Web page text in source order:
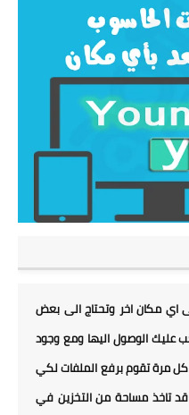
اي مكان اخر وتحتاج الى بعض
عليك الوصول اليها ومع وجود
مرة تقوم برفع الملفات لكي
تاخذ مساحة من التخزين في